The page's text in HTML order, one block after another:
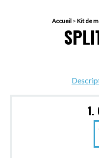
Accueil> Kit de
1.